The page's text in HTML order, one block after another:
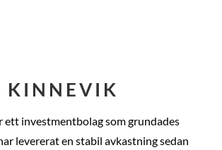
KINNEVIK
ett investmentbolag som grundades
levererat en stabil avkastning sedan